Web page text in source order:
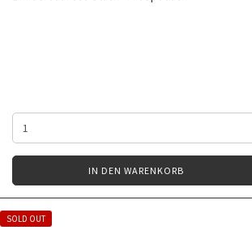
IN DEN WARENKORB
SOLD OUT